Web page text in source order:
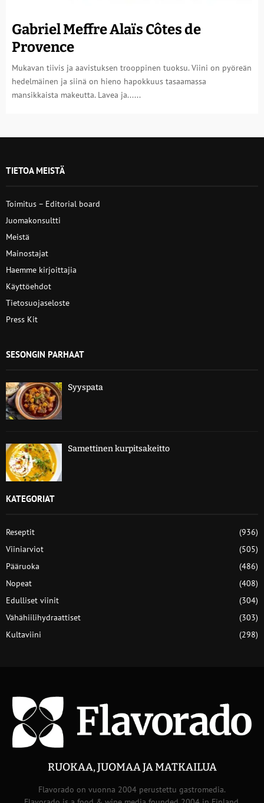
Gabriel Meffre Alaïs Côtes de
Provence
Mukavan tiivis ja aavistuksen trooppinen tuoksu. Viini on pyöreän
hedelmäinen ja siinä on hieno hapokkuus tasaamassa
mansikkaista makeutta. Lavea ja......
TIETOA MEISTÄ
Toimitus – Editorial board
Juomakonsultti
Meistä
Mainostajat
Haemme kirjoittajia
Käyttöehdot
Tietosuojaseloste
Press Kit
SESONGIN PARHAAT
Syyspata
Samettinen kurpitsakeitto
KATEGORIAT
Reseptit
(936)
Viiniarviot
(505)
Pääruoka
(486)
Nopeat
(408)
Edulliset viinit
(304)
Vähähiilihydraattiset
(303)
Kultaviini
(298)
RUOKAA, JUOMAA JA MATKAILUA
Flavorado on vuonna 2004 perustettu gastromedia.